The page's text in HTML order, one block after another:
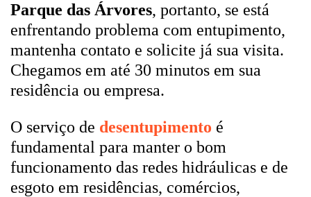
Parque das Árvores, portanto, se está
enfrentando problema com entupimento,
mantenha contato e solicite já sua visita.
Chegamos em até 30 minutos em sua
residência ou empresa.
O serviço de desentupimento é
fundamental para manter o bom
funcionamento das redes hidráulicas e de
esgoto em residências, comércios,